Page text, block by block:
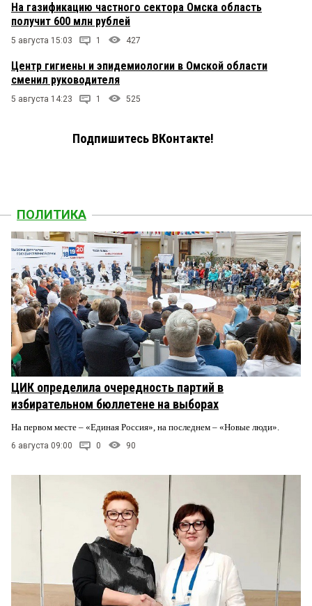
На газификацию частного сектора Омска область
получит 600 млн рублей
5 августа 15:03 1 427
Центр гигиены и эпидемиологии в Омской области
сменил руководителя
5 августа 14:23 1 525
Подпишитесь ВКонтакте!
ПОЛИТИКА
ЦИК определила очередность партий в
избирательном бюллетене на выборах
На первом месте – «Единая Россия», на последнем – «Новые люди».
6 августа 09:00 0 90